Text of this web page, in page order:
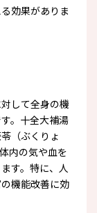
効果がありま
して全身の機
。十全大補湯
（ぶくりょ
内の気や血を
す。特に、人
機能改善に効